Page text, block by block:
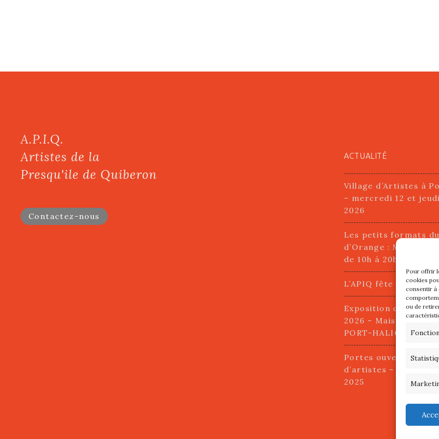
Pour offrir
cookies
consentir à
ou de
A.P.I.Q.
Artistes de la
Presqu'ile de Quiberon
Contactez-nous
ACTUALITÉ
Village d’Artistes à
– mercredi 12 et
2026
Les petits formats
d’Orange : Mercredi
de 10h à 20h
L’APIQ fête ses 10
Exposition du 20
2026 – Maison du
PORT-HALIGUEN –
Portes ouvertes des
d’artistes – 13 et 14
2025